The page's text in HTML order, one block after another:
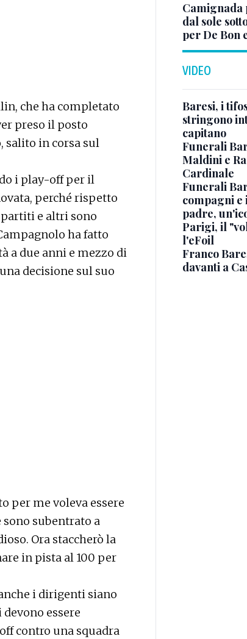
che ha completato
preso il posto
salito in corsa sul
i play-off per il
perché rispetto
e altri sono
ha fatto
a due anni e mezzo di
decisione sul suo
per me voleva essere
sono subentrato a
Ora staccherò la
in pista al 100 per
i dirigenti siano
essere
contro una squadra
Camignada
dal sole
per De Bon
VIDEO
Baresi, i
stringono
capitano
Funerali
Maldini e
Cardinale
Funerali
compagni e
padre,
Parigi, il
l'eFoil
Franco
davanti a